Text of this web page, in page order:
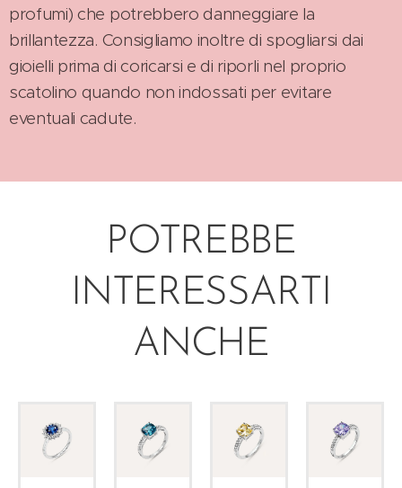
profumi) che potrebbero danneggiare la
brillantezza. Consigliamo inoltre di spogliarsi dai
gioielli prima di coricarsi e di riporli nel proprio
scatolino quando non indossati per evitare
eventuali cadute.
POTREBBE
INTERESSARTI
ANCHE